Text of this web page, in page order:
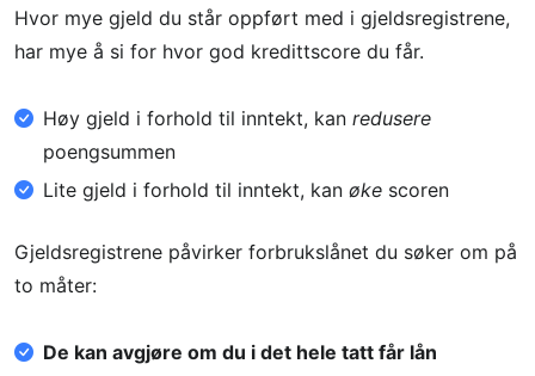
Hvor mye gjeld du står oppført med i gjeldsregistrene,
har mye å si for hvor god kredittscore du får.
Høy gjeld i forhold til inntekt, kan redusere
poengsummen
Lite gjeld i forhold til inntekt, kan øke scoren
Gjeldsregistrene påvirker forbrukslånet du søker om på
to måter:
De kan avgjøre om du i det hele tatt får lån